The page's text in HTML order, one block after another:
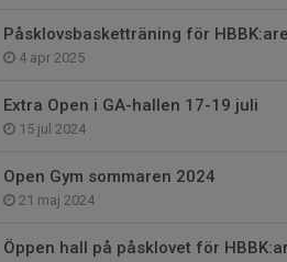
Påsklovsbasketträning för
4 apr 2025
Extra Open i GA-hallen 17-19 juli
15 jul 2024
Open Gym sommaren 2024
21 maj 2024
Öppen hall på påsklovet för